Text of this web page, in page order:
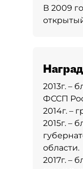
В 2009
2013г. –
ФССП
2014г. –
2015г. –
области.
2017г. –